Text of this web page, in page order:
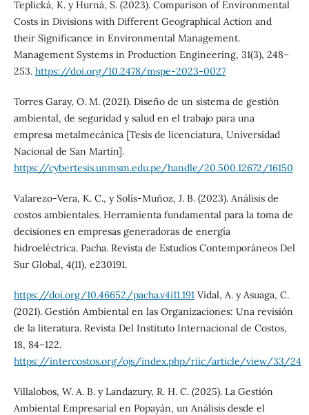
Teplická, K. y Hurná, S. (2023). Comparison of Environmental
Costs in Divisions with Different Geographical Action and
their Significance in Environmental Management.
Management Systems in Production Engineering, 31(3), 248–
253. https://doi.org/10.2478/mspe-2023-0027
Torres Garay, O. M. (2021). Diseño de un sistema de gestión
ambiental, de seguridad y salud en el trabajo para una
empresa metalmecánica [Tesis de licenciatura, Universidad
Nacional de San Martín].
https://cybertesis.unmsm.edu.pe/handle/20.500.12672/16150
Valarezo-Vera, K. C., y Solís-Muñoz, J. B. (2023). Análisis de
costos ambientales. Herramienta fundamental para la toma de
decisiones en empresas generadoras de energía
hidroeléctrica. Pacha. Revista de Estudios Contemporáneos Del
Sur Global, 4(11), e230191.
https://doi.org/10.46652/pacha.v4i11.191Vidal, A. y Asuaga, C.
(2021). Gestión Ambiental en las Organizaciones: Una revisión
de la literatura. Revista Del Instituto Internacional de Costos,
18, 84–122.
https://intercostos.org/ojs/index.php/riic/article/view/33/24
Villalobos, W. A. B. y Landazury, R. H. C. (2025). La Gestión
Ambiental Empresarial en Popayán, un Análisis desde el